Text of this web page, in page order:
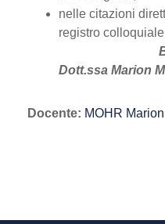
nelle citazioni
registro
Dott.ssa Marion
Docente: MOHR Marion